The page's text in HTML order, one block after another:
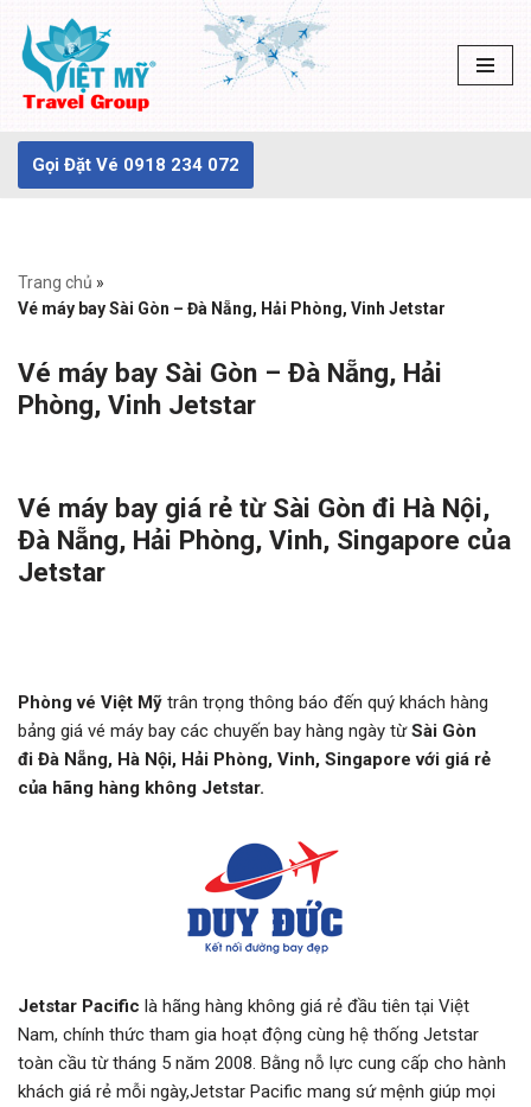
Chuyển
tới
dung
Gọi Đặt Vé 0918 234 072
Trang chủ »
Vé máy bay Sài Gòn – Đà Nẵng, Hải Phòng, Vinh Jetstar
Vé máy bay Sài Gòn – Đà Nẵng, Hải
Phòng, Vinh Jetstar
Vé máy bay giá rẻ từ Sài Gòn đi Hà Nội,
Đà Nẵng, Hải Phòng, Vinh, Singapore của
Jetstar
Phòng vé Việt Mỹ trân trọng thông báo đến quý khách hàng
bảng giá vé máy bay các chuyến bay hàng ngày từSài Gòn
đi Đà Nẵng, Hà Nội, Hải Phòng, Vinh, Singapore với giá rẻ
của hãng hàng không Jetstar.
Jetstar Pacific là hãng hàng không giá rẻ đầu tiên tại Việt
Nam, chính thức tham gia hoạt động cùng hệ thống Jetstar
toàn cầu từ tháng 5 năm 2008. Bằng nỗ lực cung cấp cho hành
khách giá rẻ mỗi ngày,Jetstar Pacific mang sứ mệnh giúp mọi